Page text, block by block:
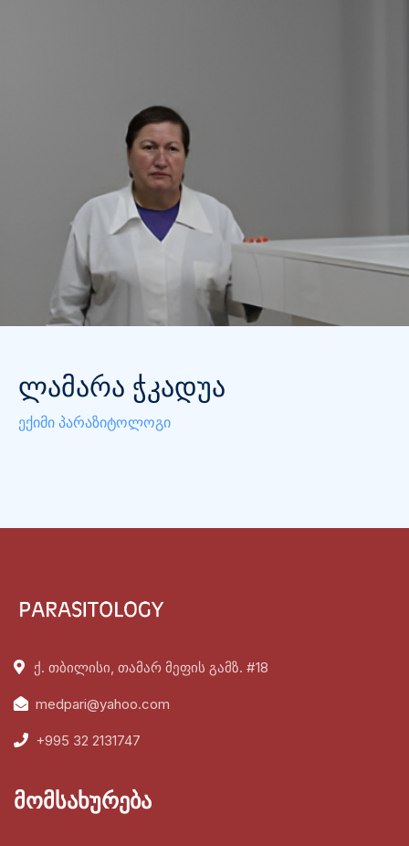
ლამარა ჭკადუა
ექიმი პარაზიტოლოგი
ქ. თბილისი, თამარ მეფის გამზ. #18
medpari@yahoo.com
+995 32 2131747
მომსახურება